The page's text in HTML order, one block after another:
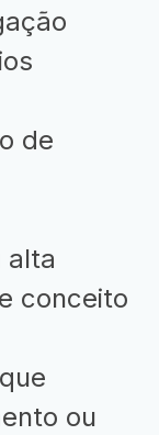
de
alta
conceito
ou